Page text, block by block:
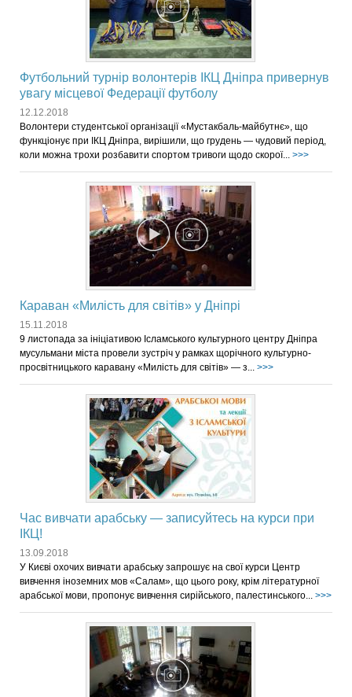
Футбольний турнір волонтерів ІКЦ Дніпра привернув
увагу місцевої Федерації футболу
12.12.2018
Волонтери студентської організації «Мустакбаль-майбутнє», що
функціонує при ІКЦ Дніпра, вирішили, що грудень — чудовий період,
коли можна трохи розбавити спортом тривоги щодо скорої... >>>
Караван «Милість для світів» у Дніпрі
15.11.2018
9 листопада за ініціативою Ісламського культурного центру Дніпра
мусульмани міста провели зустріч у рамках щорічного культурно-
просвітницького каравану «Милість для світів» — з... >>>
Час вивчати арабську — записуйтесь на курси при
ІКЦ!
13.09.2018
У Києві охочих вивчати арабську запрошує на свої курси Центр
вивчення іноземних мов «Салам», що цього року, крім літературної
арабської мови, пропонує вивчення сирійського, палестинського... >>>